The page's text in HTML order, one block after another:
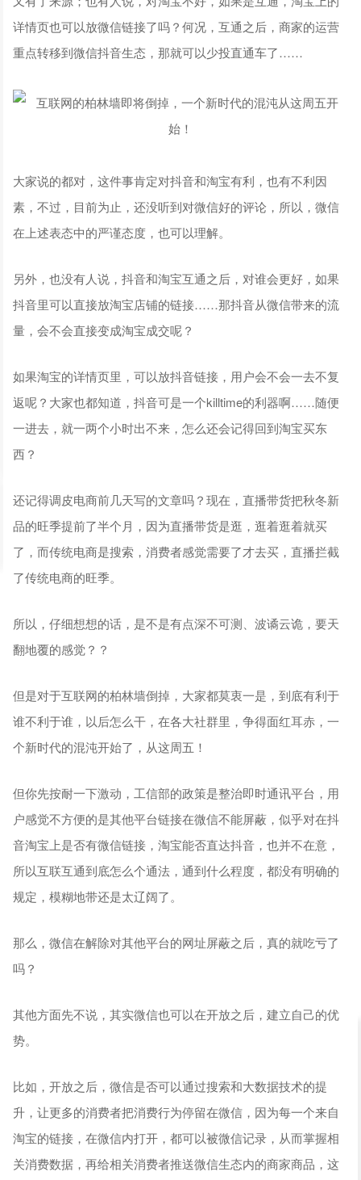
详情页也可以放微信链接了吗？何况，互通之后，商家的运营
重点转移到微信抖音生态，那就可以少投直通车了……
大家说的都对，这件事肯定对抖音和淘宝有利，也有不利因
素，不过，目前为止，还没听到对微信好的评论，所以，微信
在上述表态中的严谨态度，也可以理解。
另外，也没有人说，抖音和淘宝互通之后，对谁会更好，如果
抖音里可以直接放淘宝店铺的链接……那抖音从微信带来的流
量，会不会直接变成淘宝成交呢？
如果淘宝的详情页里，可以放抖音链接，用户会不会一去不复
返呢？大家也都知道，抖音可是一个killtime的利器啊……随便
一进去，就一两个小时出不来，怎么还会记得回到淘宝买东
西？
还记得调皮电商前几天写的文章吗？现在，直播带货把秋冬新
品的旺季提前了半个月，因为直播带货是逛，逛着逛着就买
了，而传统电商是搜索，消费者感觉需要了才去买，直播拦截
了传统电商的旺季。
所以，仔细想想的话，是不是有点深不可测、波谲云诡，要天
翻地覆的感觉？？
但是对于互联网的柏林墙倒掉，大家都莫衷一是，到底有利于
谁不利于谁，以后怎么干，在各大社群里，争得面红耳赤，一
个新时代的混沌开始了，从这周五！
但你先按耐一下激动，工信部的政策是整治即时通讯平台，用
户感觉不方便的是其他平台链接在微信不能屏蔽，似乎对在抖
音淘宝上是否有微信链接，淘宝能否直达抖音，也并不在意，
所以互联互通到底怎么个通法，通到什么程度，都没有明确的
规定，模糊地带还是太辽阔了。
那么，微信在解除对其他平台的网址屏蔽之后，真的就吃亏了
吗？
其他方面先不说，其实微信也可以在开放之后，建立自己的优
势。
比如，开放之后，微信是否可以通过搜索和大数据技术的提
升，让更多的消费者把消费行为停留在微信，因为每一个来自
淘宝的链接，在微信内打开，都可以被微信记录，从而掌握相
关消费数据，再给相关消费者推送微信生态内的商家商品，这